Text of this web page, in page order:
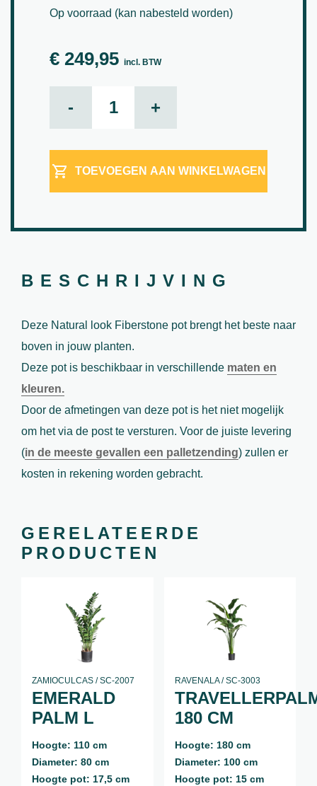
Op voorraad (kan nabesteld worden)
€ 249,95 incl. BTW
- +
TOEVOEGEN AAN WINKELWAGEN
BESCHRIJVING
Deze Natural look Fiberstone pot brengt het beste naar
boven in jouw planten.
Deze pot is beschikbaar in verschillende maten en
kleuren.
Door de afmetingen van deze pot is het niet mogelijk
om het via de post te versturen. Voor de juiste levering
(in de meeste gevallen een palletzending) zullen er
kosten in rekening worden gebracht.
GERELATEERDE
PRODUCTEN
ZAMIOCULCAS / SC-2007
EMERALD
PALM L
Hoogte: 110 cm
Diameter: 80 cm
Hoogte pot: 17,5 cm
RAVENALA / SC-3003
180 CM
Hoogte: 180 cm
Diameter: 100 cm
Hoogte pot: 15 cm